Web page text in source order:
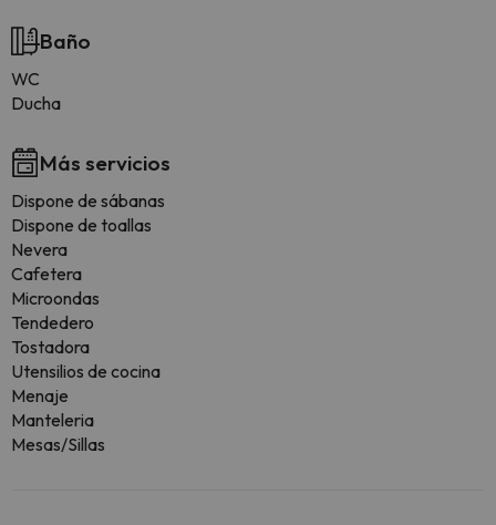
Baño
WC
Ducha
Más servicios
Dispone de sábanas
Dispone de toallas
Nevera
Cafetera
Microondas
Tendedero
Tostadora
Utensilios de cocina
Menaje
Manteleria
Mesas/Sillas